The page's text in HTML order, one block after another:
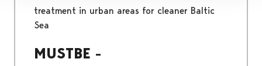
treatment in urban areas for cleaner Baltic
Sea
MUSTBE -